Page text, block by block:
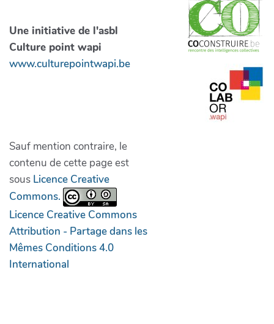
Une initiative de l'asbl
Culture point wapi
www.culturepointwapi.be
Sauf mention contraire, le
contenu de cette page est
sous Licence Creative
Commons.
Licence Creative Commons
Attribution - Partage dans les
Mêmes Conditions 4.0
International